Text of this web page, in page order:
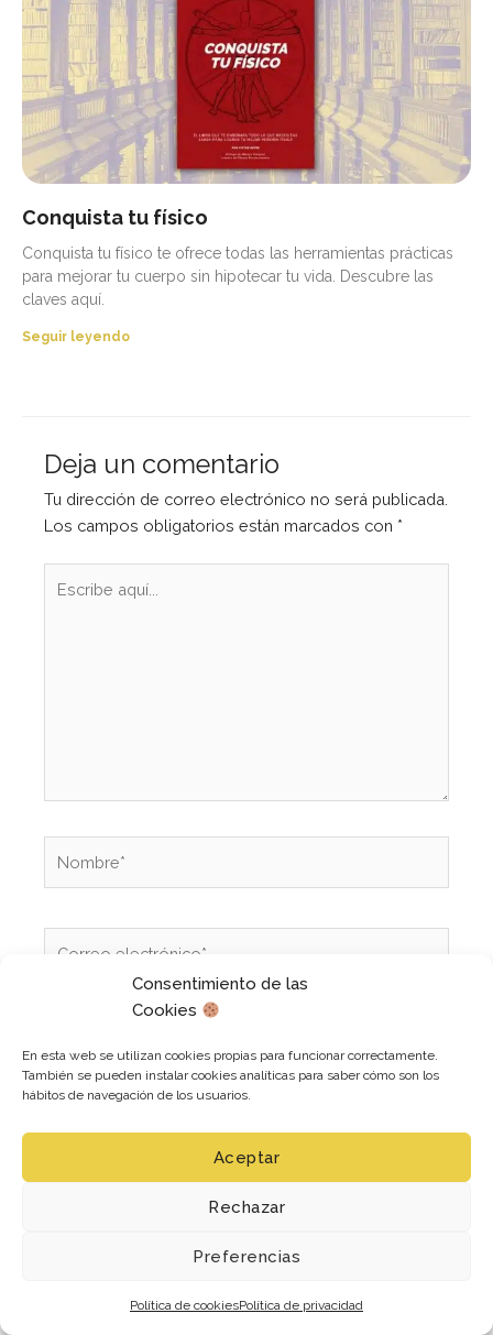
Consentimiento de las
Cookies
En esta web se utilizan cookies propias para funcionar correctamente.
También se pueden instalar cookies analíticas para saber cómo son los
hábitos de navegación de los usuarios.
Aceptar
Rechazar
Preferencias
Política de cookiesPolítica de privacidad
Conquista tu físico
Conquista tu físico te ofrece todas las herramientas prácticas
para mejorar tu cuerpo sin hipotecar tu vida. Descubre las
claves aquí.
Seguir leyendo
Deja un comentario
Tu dirección de correo electrónico no será publicada.
Los campos obligatorios están marcados con *
aquí...
este navegador para la próxima vez que comente.
Este sitio usa Akismet para reducir el spam.